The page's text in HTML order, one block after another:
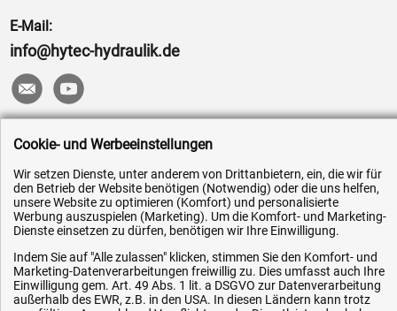
E-Mail:
info@hytec-hydraulik.de
Hilfe & Service
Versandkosten
Zahlungsarten
Service
AGB / Widerrufsrecht
Datenschutz
Cookie- und Werbeeinstellungen
Wir setzen Dienste, unter anderem von Drittanbietern, ein, die wir für
den Betrieb der Website benötigen (Notwendig) oder die uns helfen,
unsere Website zu optimieren (Komfort) und personalisierte
Werbung auszuspielen (Marketing). Um die Komfort- und Marketing-
Dienste einsetzen zu dürfen, benötigen wir Ihre Einwilligung.
Indem Sie auf "Alle zulassen" klicken, stimmen Sie den Komfort- und
Marketing-Datenverarbeitungen freiwillig zu. Dies umfasst auch Ihre
Einwilligung gem. Art. 49 Abs. 1 lit. a DSGVO zur Datenverarbeitung
außerhalb des EWR, z.B. in den USA. In diesen Ländern kann trotz